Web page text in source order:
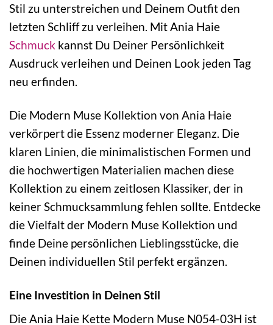
Stil zu unterstreichen und Deinem Outfit den
letzten Schliff zu verleihen. Mit Ania Haie
Schmuck kannst Du Deiner Persönlichkeit
Ausdruck verleihen und Deinen Look jeden Tag
neu erfinden.
Die Modern Muse Kollektion von Ania Haie
verkörpert die Essenz moderner Eleganz. Die
klaren Linien, die minimalistischen Formen und
die hochwertigen Materialien machen diese
Kollektion zu einem zeitlosen Klassiker, der in
keiner Schmucksammlung fehlen sollte. Entdecke
die Vielfalt der Modern Muse Kollektion und
finde Deine persönlichen Lieblingsstücke, die
Deinen individuellen Stil perfekt ergänzen.
Eine Investition in Deinen Stil
Die Ania Haie Kette Modern Muse N054-03H ist